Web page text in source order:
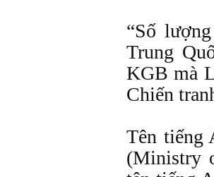
“Số
Trung
KGB mà
Chiến
Tên tiếng
(Ministry